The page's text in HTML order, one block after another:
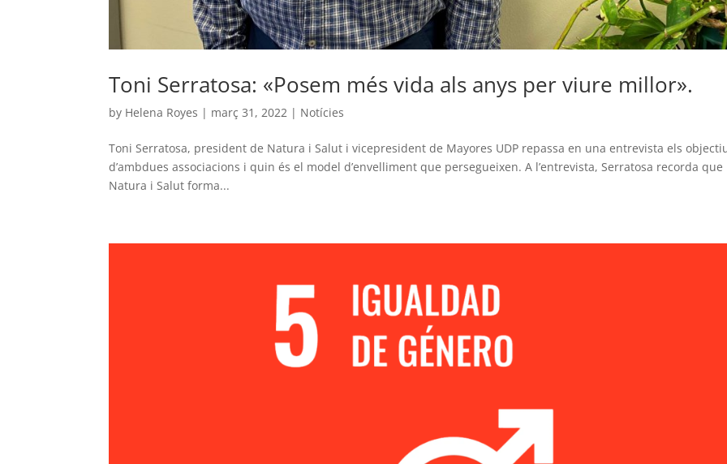
Toni Serratosa: «Posem més vida als anys per viure millor».
by Helena Royes | març 31, 2022 | Notícies
Toni Serratosa, president de Natura i Salut i vicepresident de Mayores UDP repassa en una entrevista els
d’ambdues associacions i quin és el model d’envelliment que persegueixen. A l’entrevista, Serratosa recorda que
Natura i Salut forma...